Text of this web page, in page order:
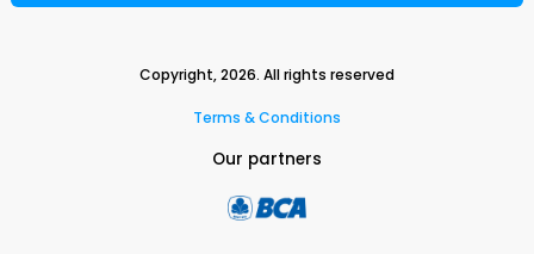
Copyright,2026. All rights reserved
Terms & Conditions
Our partners